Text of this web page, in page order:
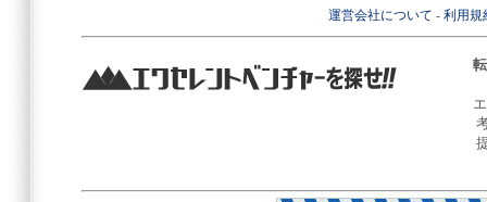
運営会社について - 利用規